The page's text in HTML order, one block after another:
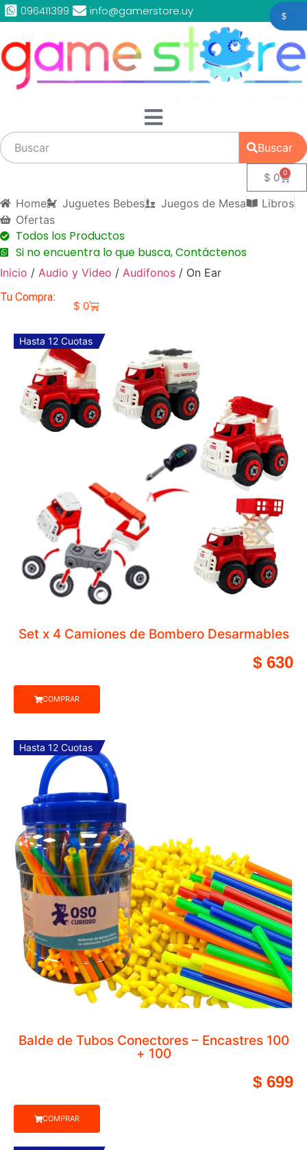
096411399 info@gamerstore.uy
Buscar
$ 0 0
Home Juguetes Bebes Juegos de Mesa
Libros
Ofertas
Todos los Productos
Si no encuentra lo que busca, Contáctenos
Inicio / Audio y Video / Audifonos / On Ear
Tu Compra:
$ 0
Hasta 12 Cuotas
Set x 4 Camiones de
Hasta 12 Cuotas